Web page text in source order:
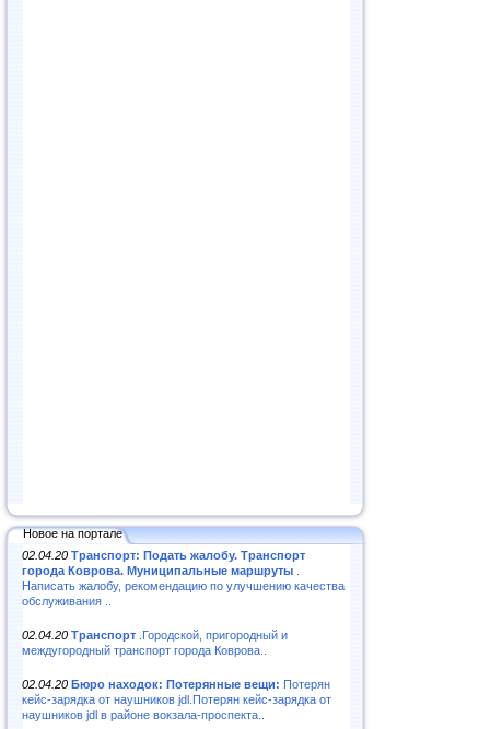
Новое на портале
02.04.20 Транспорт: Подать жалобу. Транспорт
города Коврова. Муниципальные маршруты
Написать жалобу, рекомендацию по улучшению качества
обслуживания ..
02.04.20 Транспорт .Городской, пригородный и
междугородный транспорт города Коврова..
02.04.20 Бюро находок: Потерянные вещи: Потерян
кейс-зарядка от наушников jdl.Потерян кейс-зарядка от
наушников jdl в районе вокзала-проспекта..